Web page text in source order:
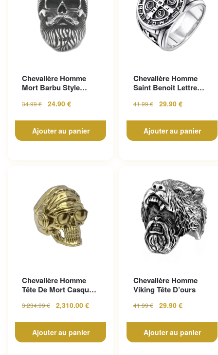
Chevalière Homme
Mort Barbu Style
Inoxy...
34.99€ 24.90 €
Ajouter au panier
Chevalière Homme
Saint Benoit Lettre
41.99€ 29.90 €
Ajouter au panier
Chevalière Homme
Tête De Mort Casque
3,234.99€ 2,310.00 €
Ajouter au panier
Chevalière Homme
Viking Tête D’ours
41.99€ 29.90 €
Ajouter au panier